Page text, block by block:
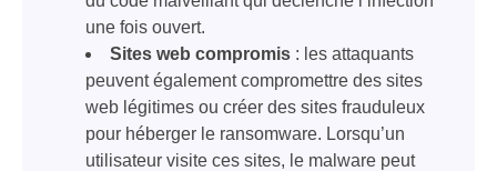
une fois ouvert.
Sites web compromis : les attaquants
peuvent également compromettre des sites
web légitimes ou créer des sites frauduleux
pour héberger le ransomware. Lorsqu’un
utilisateur visite ces sites, le malware peut